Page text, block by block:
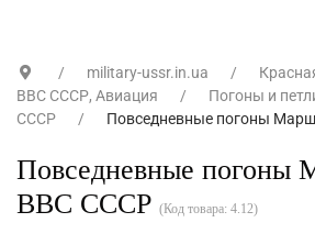
military-ussr.in.ua
ВВС СССР, Авиация
Погоны и
СССР
Повседневные погоны
Повседневные погоны
ВВС СССР (Код товара: 4.12)